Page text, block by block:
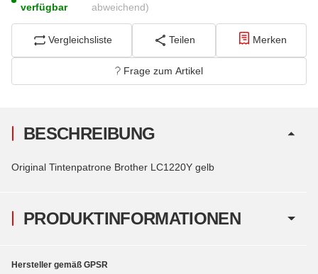
verfügbar
abweichend)
Vergleichsliste Teilen Merken
Frage zum Artikel
PRODUKTINFORMATIONEN
BESCHREIBUNG
Original Tintenpatrone Brother LC1220Y gelb
Hersteller gemäß GPSR